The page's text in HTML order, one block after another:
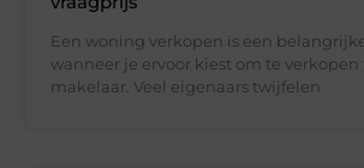
Een woning verkopen is een
wanneer je ervoor kiest om te verkopen
makelaar. Veel eigenaars twijfelen